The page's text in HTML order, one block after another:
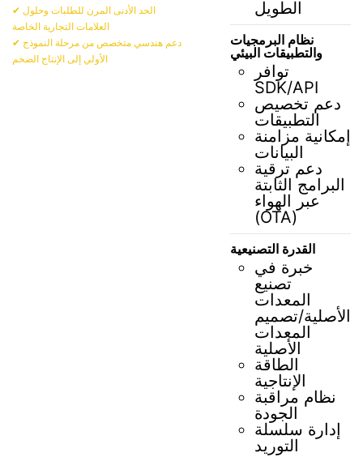
✔ الحد الأدنى المرن للطلبات وحلول
العلامات التجارية الخاصة
✔ دعم هندسي متخصص من مرحلة النموذج
الأولي إلى الإنتاج الضخم
الطويل
نظام البرمجيات
والتطبيقات البيئي
توافر
SDK/API
دعم تخصيص
التطبيقات
إمكانية مزامنة
البيانات
دعم ترقية
البرامج الثابتة
عبر الهواء
(OTA)
القدرة التصنيعية
خبرة في
تصنيع
المعدات
الأصلية/تصميم
المعدات
الأصلية
الطاقة
الإنتاجية
نظام مراقبة
الجودة
إدارة سلسلة
التوريد